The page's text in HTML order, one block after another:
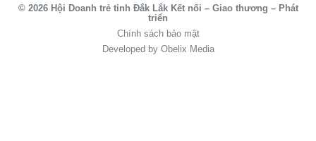
© 2026 Hội Doanh trẻ tỉnh Đắk Lắk Kết nối – Giao thương – Phát
triển
Chính sách bảo mật
Developed by Obelix Media